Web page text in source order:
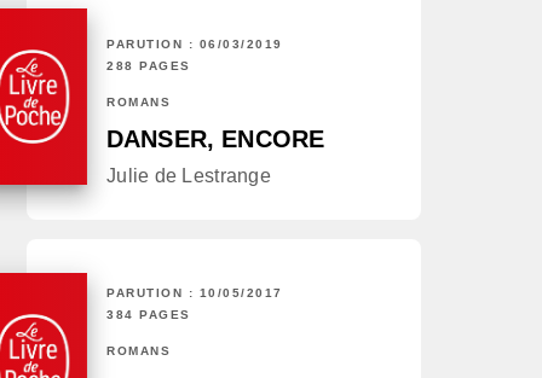
PARUTION : 06/03/2019
288 PAGES
ROMANS
DANSER, ENCORE
Julie de Lestrange
PARUTION : 10/05/2017
384 PAGES
ROMANS